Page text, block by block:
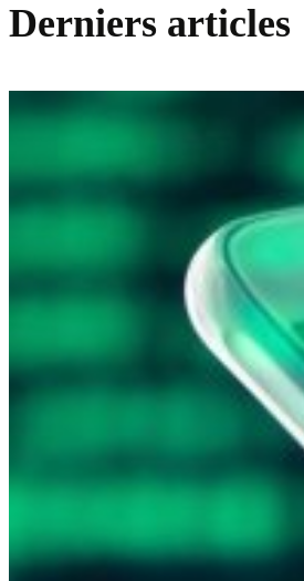
Derniers articles